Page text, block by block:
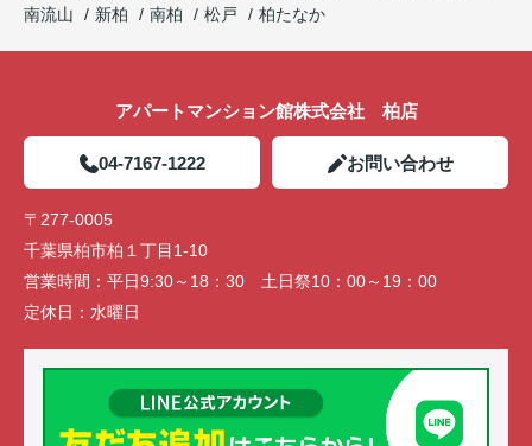
南流山
新柏 南柏 松戸 柏たなか
アパートマンション館株式会社 柏店
04-7167-1222 お問い合わせ
〒277-0005
千葉県柏市柏１丁目1-10
営業時間： 平日9:30～18：30 土日祭10：00～19：00
定休日： 水曜日